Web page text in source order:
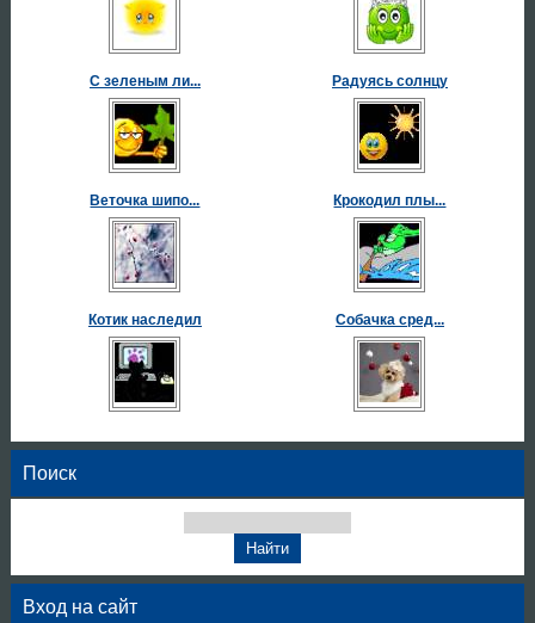
С зеленым ли... Радуясь солнцу
Веточка шипо... Крокодил плы...
Котик наследил Собачка сред...
Поиск
Вход на сайт